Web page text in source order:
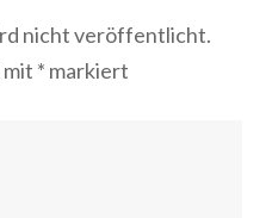
nicht veröffentlicht.
* markiert